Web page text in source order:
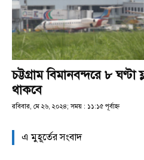
চট্টগ্রাম বিমানবন্দরে ৮ ঘণ্টা
থাকবে
রবিবার, মে ২৬, ২০২৪; সময় : ১১:১৫ পূর্বাহ্ণ
এ মুহূর্তের সংবাদ